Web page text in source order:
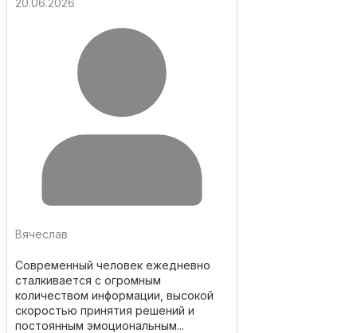
Вячеслав
Современный человек ежедневно
сталкивается с огромным
количеством информации, высокой
скоростью принятия решений и
постоянным эмоциональным...